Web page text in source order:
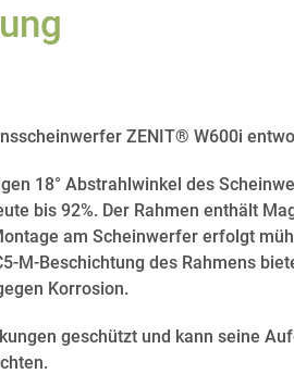
ZENIT® W600i
18° Abstrahlwinkel des
bis 92%. Der Rahmen enthält
am Scheinwerfer erfolgt
M-Beschichtung des Rahmens
Korrosion.
geschützt und kann seine